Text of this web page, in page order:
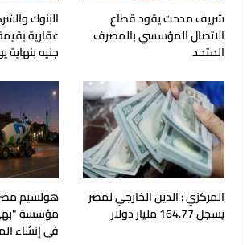
شريف مدحت يقود قطاع
الاتصال المؤسسي بالمصرف
المتحد
البنوك
جنيه بنهاية
المركزي : الدين الخارجي لمصر
يسجل 164.77 مليار دولار
هولسيم
مؤسسة
في إنشاء